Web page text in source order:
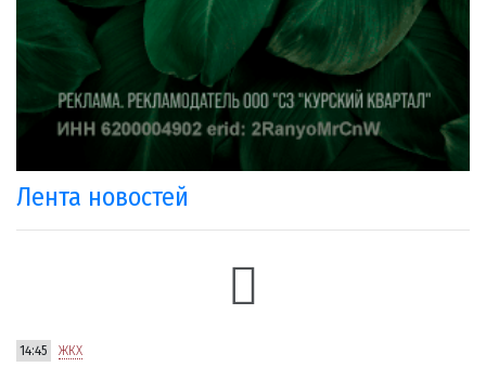
Лента новостей
14:45 ЖКХ